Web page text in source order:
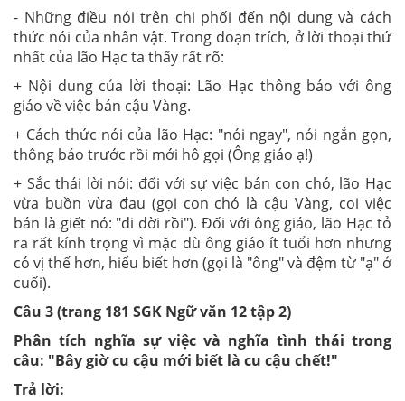
- Những điều nói trên chi phối đến nội dung và cách
thức nói của nhân vật. Trong đoạn trích, ở lời thoại thứ
nhất của lão Hạc ta thấy rất rõ:
+ Nội dung của lời thoại: Lão Hạc thông báo với ông
giáo về việc bán cậu Vàng.
+ Cách thức nói của lão Hạc: "nói ngay", nói ngắn gọn,
thông báo trước rồi mới hô gọi (Ông giáo ạ!)
+ Sắc thái lời nói: đối với sự việc bán con chó, lão Hạc
vừa buồn vừa đau (gọi con chó là cậu Vàng, coi việc
bán là giết nó: "đi đời rồi"). Đối với ông giáo, lão Hạc tỏ
ra rất kính trọng vì mặc dù ông giáo ít tuổi hơn nhưng
có vị thế hơn, hiểu biết hơn (gọi là "ông" và đệm từ "ạ" ở
cuối).
Câu 3 (trang 181 SGK Ngữ văn 12 tập 2)
Phân tích nghĩa sự việc và nghĩa tình thái trong
câu: "Bây giờ cu cậu mới biết là cu cậu chết!"
Trả lời: